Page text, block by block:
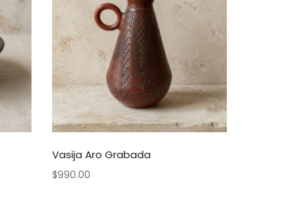
Vasija Aro Grabada
$990.00